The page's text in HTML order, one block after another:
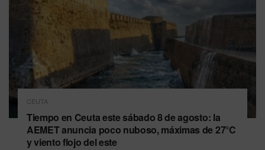
CEUTA
Tiempo en Ceuta este sábado 8 de agosto: la
AEMET anuncia poco nuboso, máximas de 27°C
y viento flojo del este